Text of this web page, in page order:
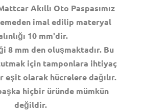
Akıllı Oto Paspasımız
imal edilip materyal
10 mm'dir.
8 mm den oluşmaktadır. Bu
için tamponlara ihtiyaç
eşit olarak hücrelere dağılır.
hiçbir üründe mümkün
değildir.